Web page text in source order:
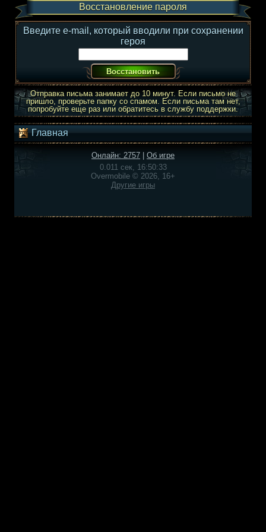
Восстановление пароля
Введите e-mail, который вводили при сохранении
героя
Отправка письма занимает до 10 минут. Если письмо не
пришло, проверьте папку со спамом. Если письма там нет,
попробуйте еще раз или обратитесь в службу поддержки.
Главная
Онлайн: 2757
Об игре
0.011 сек, 16:50:33
Overmobile © 2026, 16+
Другие игры